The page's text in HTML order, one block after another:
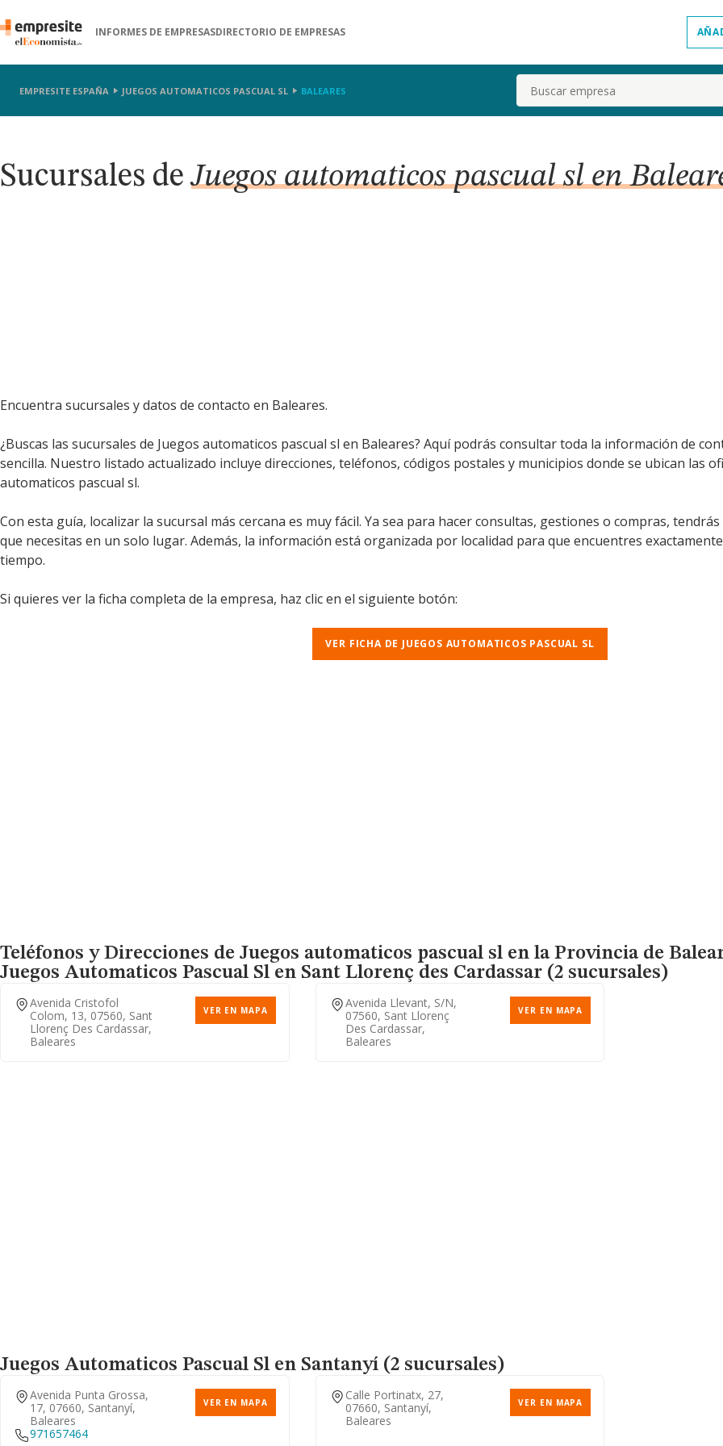
INFORMES DE EMPRESASDIRECTORIO DE EMPRESAS
EMPRESITE ESPAÑA JUEGOS AUTOMATICOS PASCUAL SL BALEARES Buscar
Sucursales deJuegos automaticos pascual sl en
Encuentra sucursales y datos de contacto en Baleares.
¿Buscas las sucursales de Juegos automaticos pascual sl en Baleares? Aquí podrás consultar toda la información de
sencilla. Nuestro listado actualizado incluye direcciones, teléfonos, códigos postales y municipios donde se ubican las
automaticos pascual sl.
Con esta guía, localizar la sucursal más cercana es muy fácil. Ya sea para hacer consultas, gestiones o compras,
que necesitas en un solo lugar. Además, la información está organizada por localidad para que encuentres
tiempo.
Si quieres ver la ficha completa de la empresa, haz clic en el siguiente botón:
VER FICHA DE JUEGOS AUTOMATICOS PASCUAL SL
Teléfonos y Direcciones de Juegos automaticos pascual sl en la Provincia de
Juegos Automaticos Pascual Sl en Sant Llorenç des Cardassar (2 sucursales)
Avenida Cristofol
Colom, 13, 07560, Sant
Llorenç Des Cardassar,
Baleares
VER EN MAPA
Avenida Llevant, S/n,
07560, Sant Llorenç
Des Cardassar,
Baleares
VER EN MAPA
Juegos Automaticos Pascual Sl en Santanyí (2 sucursales)
Avenida Punta Grossa,
17, 07660, Santanyí,
Baleares
VER EN MAPA
971657464
Calle Portinatx, 27,
07660, Santanyí,
Baleares
VER EN MAPA